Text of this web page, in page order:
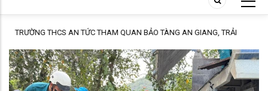
TRƯỜNG THCS AN TỨC THAM QUAN BẢO TÀNG AN GIANG, TRẢI
NGHIỆM TẠI CỒN ÉN